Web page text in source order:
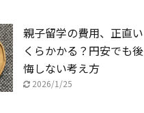
親子留学の費用、正直い
くらかかる？円安でも後
悔しない考え方
2026/1/25